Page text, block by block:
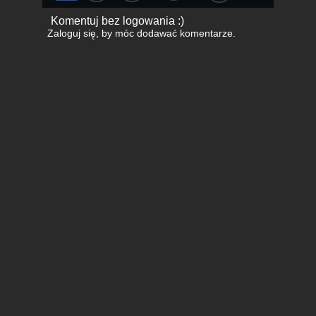
Komentuj bez logowania :)
Zaloguj się, by móc dodawać komentarze.